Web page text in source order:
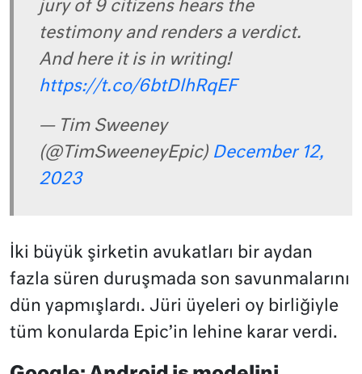
jury of 9 citizens hears the
testimony and renders a verdict.
And here it is in writing!
https://t.co/6btDlhRqEF
— Tim Sweeney
(@TimSweeneyEpic) December 12,
2023
İki büyük şirketin avukatları bir aydan
fazla süren duruşmada son savunmalarını
dün yapmışlardı. Jüri üyeleri oy birliğiyle
tüm konularda Epic’in lehine karar verdi.